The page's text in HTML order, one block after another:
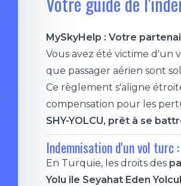
MySkyHelp : Votre
Vous avez été victime d'un
que passager aérien sont
Ce règlement s'aligne
compensation pour les
SHY-YOLCU, prêt à se
Indemnisation d'un vol turc
En Turquie, les droits des
Yolu ile Seyahat Eden